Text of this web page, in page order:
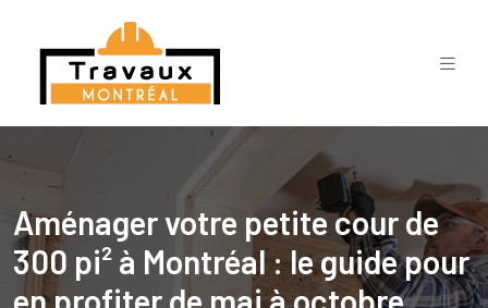
Aménager votre petite cour de
300 pi² à Montréal : le guide pour